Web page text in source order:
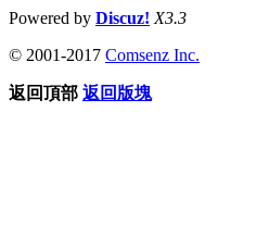
Powered by Discuz! X3.3
© 2001-2017 Comsenz Inc.
返回頂部 返回版塊